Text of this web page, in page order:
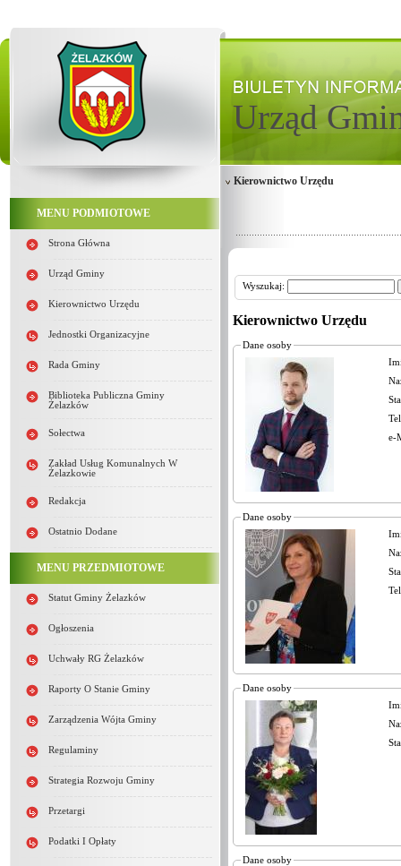
Urząd
MENU PODMIOTOWE
Strona Główna
Urząd Gminy
Kierownictwo Urzędu
Jednostki Organizacyjne
Rada Gminy
Biblioteka Publiczna Gminy
Żelazków
Sołectwa
Zakład Usług Komunalnych W
Żelazkowie
Redakcja
Ostatnio Dodane
MENU PRZEDMIOTOWE
Statut Gminy Żelazków
Ogłoszenia
Uchwały RG Żelazków
Raporty O Stanie Gminy
Zarządzenia Wójta Gminy
Regulaminy
Strategia Rozwoju Gminy
Przetargi
Podatki I Opłaty
Kierownictwo Urzędu
Wyszukaj:
Kierownictwo Urzędu
Dane osoby
e-
Dane osoby
Dane osoby
Dane osoby